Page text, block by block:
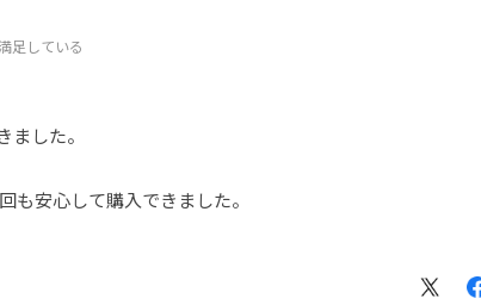
足している
した。
も安心して購入できました。